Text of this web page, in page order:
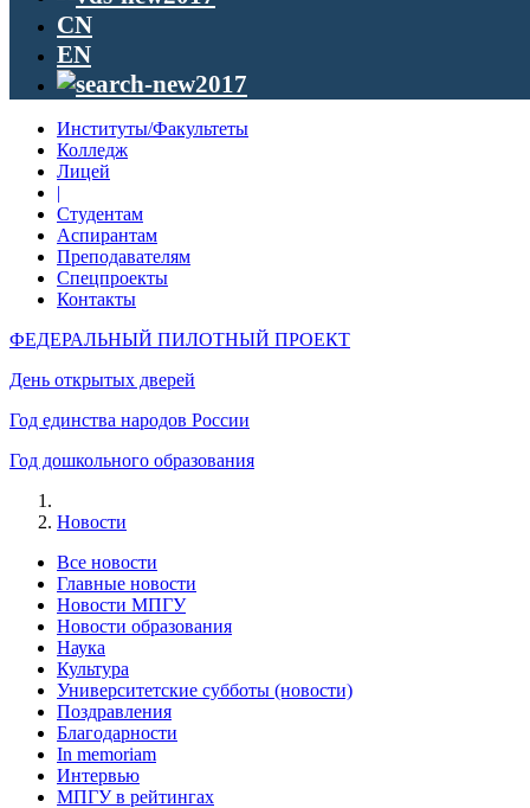
CN
EN
Институты/Факультеты
Колледж
Лицей
|
Студентам
Аспирантам
Преподавателям
Спецпроекты
Контакты
ФЕДЕРАЛЬНЫЙ ПИЛОТНЫЙ ПРОЕКТ
День открытых дверей
Год единства народов России
Год дошкольного образования
Новости
Все новости
Главные новости
Новости МПГУ
Новости образования
Наука
Культура
Университетские субботы (новости)
Поздравления
Благодарности
In memoriam
Интервью
МПГУ в рейтингах